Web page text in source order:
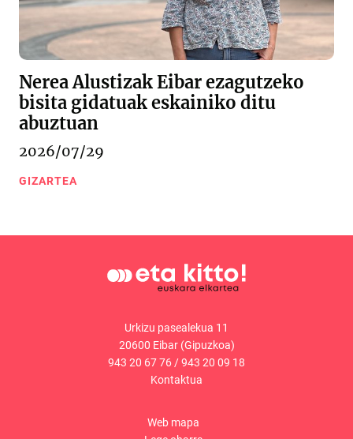
Nerea Alustizak Eibar ezagutzeko
bisita gidatuak eskainiko ditu
abuztuan
2026/07/29
GIZARTEA
Urkizu pasealekua 11
20600 Eibar (Gipuzkoa)
943 20 67 76/943 20 09 18
Kontaktua
Web mapa